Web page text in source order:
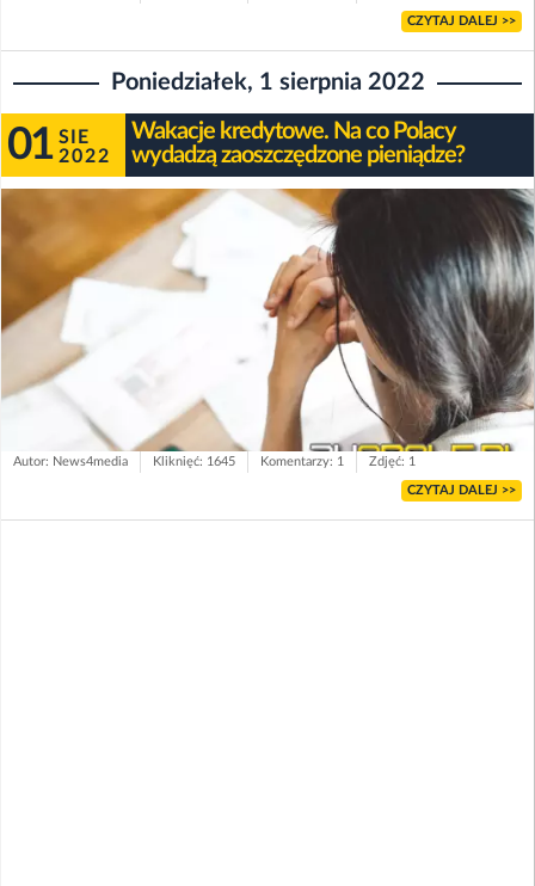
CZYTAJ DALEJ >>
Poniedziałek, 1 sierpnia 2022
01 SIE
2022
Wakacje kredytowe. Na co Polacy
wydadzą zaoszczędzone pieniądze?
Autor: News4media Kliknięć: 1645 Komentarzy: 1 Zdjęć: 1
CZYTAJ DALEJ >>